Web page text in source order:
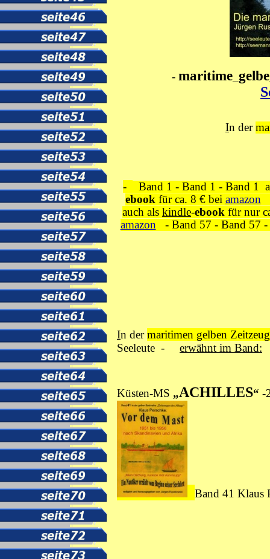
- maritime_ gelbe
In der
- Band 1 - Band 1 - Band 1
ebook für ca. 8 € bei amazon
auch als kindle-ebook für nur
amazon - Band 57 - Band 57 -
In dermaritimen gelben
Seeleute - erwähnt im Band:
Küsten-MS „ACHILLES“ -
Band 41 Klaus